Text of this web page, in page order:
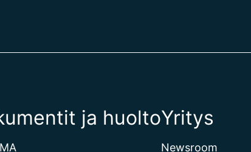
ja huoltoYritys
Newsroom